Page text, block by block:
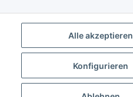
Alle akzeptieren
Konfigurieren